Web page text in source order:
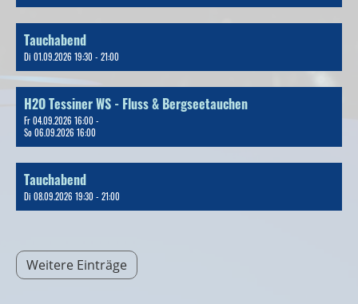
Tauchabend
Di 01.09.2026 19:30 - 21:00
H2O Tessiner WS - Fluss & Bergseetauchen
Fr 04.09.2026 16:00 -
So 06.09.2026 16:00
Tauchabend
Di 08.09.2026 19:30 - 21:00
Weitere Einträge